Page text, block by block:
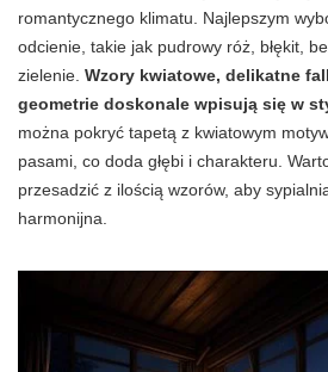
romantycznego klimatu. Najlepszym
odcienie, takie jak pudrowy róż, błękit,
zielenie. Wzory kwiatowe, delikatne
geometrie doskonale wpisują się w
można pokryć tapetą z kwiatowym
pasami, co doda głębi i charakteru.
przesadzić z ilością wzorów, aby
harmonijna.